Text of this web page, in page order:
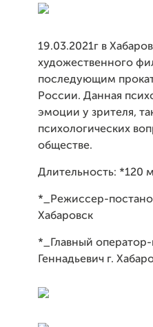
19.03.2021г в
художественного
последующим
России. Данная
эмоции у зрителя,
психологических
обществе.
Длительность: *120
*_Режиссер-
Хабаровск
*_Главный
Геннадьевич г.